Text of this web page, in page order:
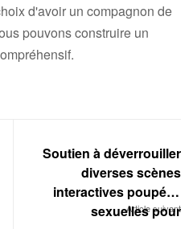
d'avoir un compagnon de
pouvons construire un
Article suivant
Soutien à déverrouiller
diverses scènes
interactives‌ poupées
sexuelles pour